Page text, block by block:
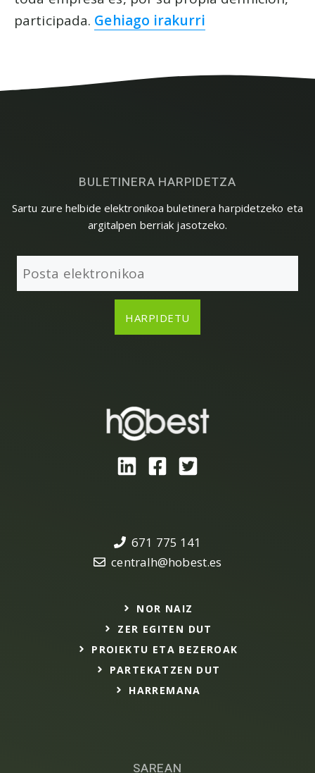
participada. Gehiago irakurri
BULETINERA HARPIDETZA
Sartu zure helbide elektronikoa buletinera harpidetzeko eta
argitalpen berriak jasotzeko.
SAREAN
671 775 141
centralh@hobest.es
NOR NAIZ
ZER EGITEN DUT
PROIEKTU ETA BEZEROAK
PARTEKATZEN DUT
HARREMANA